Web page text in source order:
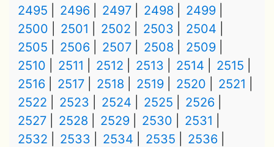
2495
2496 2497 2498
2499
2500
2501 2502 2503
2504
2505
2506 2507 2508
2509
2510
2511 2512 2513 2514
2515
2516
2517 2518 2519 2520
2521
2522
2523 2524 2525
2526
2527
2528 2529 2530
2531
2532
2533 2534 2535
2536